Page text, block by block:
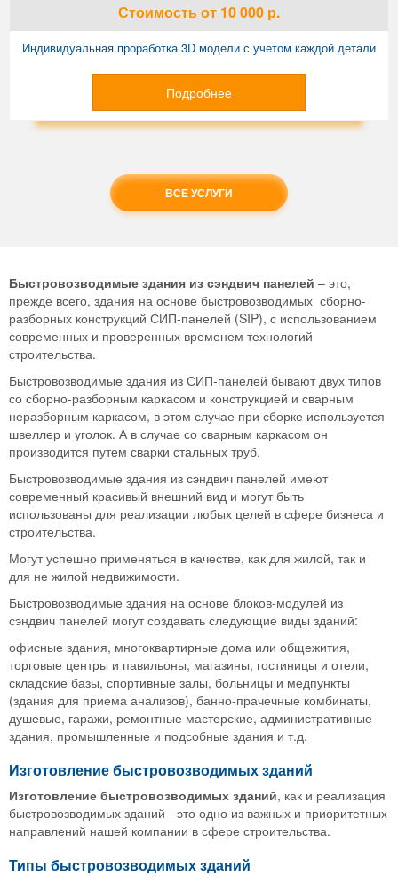
Стоимостьот 10 000 р.
Индивидуальная проработка 3D модели с учетом каждой детали
Подробнее
ВСЕ УСЛУГИ
Быстровозводимые здания из сэндвич панелей – это,
прежде всего, здания на основе быстровозводимых сборно-
разборных конструкций СИП-панелей (SIP), с использованием
современных и проверенных временем технологий
строительства.
Быстровозводимые здания из СИП-панелей бывают двух типов
со сборно-разборным каркасом и конструкцией и сварным
неразборным каркасом, в этом случае при сборке используется
швеллер и уголок. А в случае со сварным каркасом он
производится путем сварки стальных труб.
Быстровозводимые здания из сэндвич панелей имеют
современный красивый внешний вид и могут быть
использованы для реализации любых целей в сфере бизнеса и
строительства.
Могут успешно применяться в качестве, как для жилой, так и
для не жилой недвижимости.
Быстровозводимые здания на основе блоков-модулей из
сэндвич панелей могут создавать следующие виды зданий:
офисные здания, многоквартирные дома или общежития,
торговые центры и павильоны, магазины, гостиницы и отели,
складские базы, спортивные залы, больницы и медпункты
(здания для приема анализов), банно-прачечные комбинаты,
душевые, гаражи, ремонтные мастерские, административные
здания, промышленные и подсобные здания и т.д.
Изготовление быстровозводимых зданий
Изготовление быстровозводимых зданий, как и реализация
быстровозводимых зданий - это одно из важных и приоритетных
направлений нашей компании в сфере строительства.
Типы быстровозводимых зданий